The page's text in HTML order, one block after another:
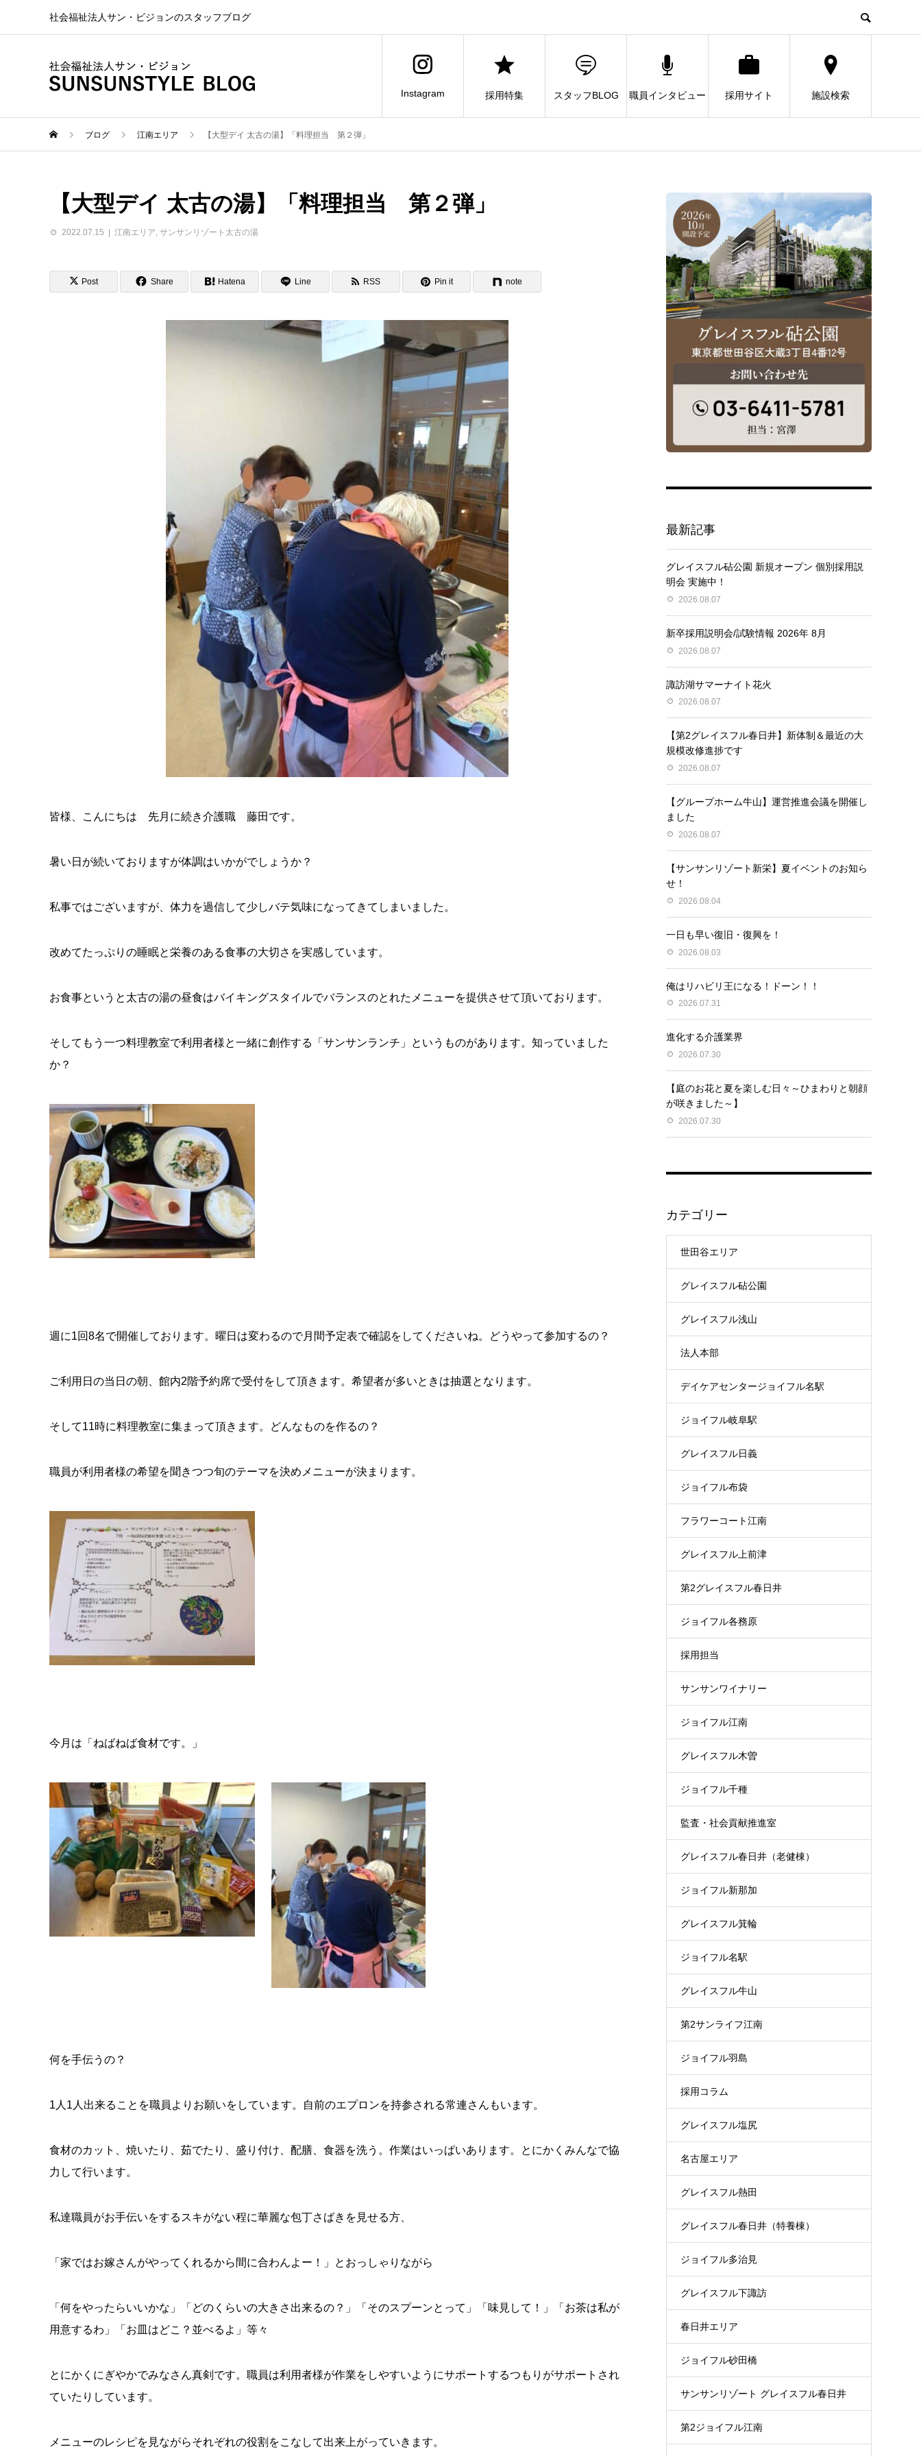
社会福祉法人サン・ビジョンのスタッフブログ
Instagram 採用特集 スタッフBLOG 職員インタビュー 採用サイト 施設検索
ブログ 江南エリア 【大型デイ 太古の湯】「料理担当 第２弾」
【大型デイ 太古の湯】「料理担当 第２弾」
2022.07.15 江南エリア, サンサンリゾート太古の湯
Post Share Hatena Line RSS Pin it note
皆様、こんにちは 先月に続き介護職 藤田です。
暑い日が続いておりますが体調はいかがでしょうか？
私事ではございますが、体力を過信して少しバテ気味になってきてしまいました。
改めてたっぷりの睡眠と栄養のある食事の大切さを実感しています。
お食事というと太古の湯の昼食はバイキングスタイルでバランスのとれたメニューを提供させて頂いております。
そしてもう一つ料理教室で利用者様と一緒に創作する「サンサンランチ」というものがあります。知っていました
か？
週に1回8名で開催しております。曜日は変わるので月間予定表で確認をしてくださいね。どうやって参加するの？
ご利用日の当日の朝、館内2階予約席で受付をして頂きます。希望者が多いときは抽選となります。
そして11時に料理教室に集まって頂きます。どんなものを作るの？
職員が利用者様の希望を聞きつつ旬のテーマを決めメニューが決まります。
今月は「ねばねば食材です。」
何を手伝うの？
1人1人出来ることを職員よりお願いをしています。自前のエプロンを持参される常連さんもいます。
食材のカット、焼いたり、茹でたり、盛り付け、配膳、食器を洗う。作業はいっぱいあります。とにかくみんなで協
力して行います。
私達職員がお手伝いをするスキがない程に華麗な包丁さばきを見せる方、
「家ではお嫁さんがやってくれるから間に合わんよー！」とおっしゃりながら
「何をやったらいいかな」「どのくらいの大きさ出来るの？」「そのスプーンとって」「味見して！」「お茶は私が
用意するわ」「お皿はどこ？並べるよ」等々
とにかくにぎやかでみなさん真剣です。職員は利用者様が作業をしやすいようにサポートするつもりがサポートされ
ていたりしています。
メニューのレシピを見ながらそれぞれの役割をこなして出来上がっていきます。
最新記事
グレイスフル砧公園 新規オープン 個別採用説
明会 実施中！
2026.08.07
新卒採用説明会/試験情報 2026年 8月
2026.08.07
諏訪湖サマーナイト花火
2026.08.07
【第2グレイスフル春日井】新体制＆最近の大
規模改修進捗です
2026.08.07
【グループホーム牛山】運営推進会議を開催し
ました
2026.08.07
【サンサンリゾート新栄】夏イベントのお知ら
せ！
2026.08.04
一日も早い復旧・復興を！
2026.08.03
俺はリハビリ王になる！ドーン！！
2026.07.31
進化する介護業界
2026.07.30
【庭のお花と夏を楽しむ日々～ひまわりと朝顔
が咲きました～】
2026.07.30
カテゴリー
世田谷エリア
グレイスフル砧公園
グレイスフル浅山
法人本部
デイケアセンタージョイフル名駅
ジョイフル岐阜駅
グレイスフル日義
ジョイフル布袋
フラワーコート江南
グレイスフル上前津
第2グレイスフル春日井
ジョイフル各務原
採用担当
サンサンワイナリー
ジョイフル江南
グレイスフル木曽
ジョイフル千種
監査・社会貢献推進室
グレイスフル春日井（老健棟）
ジョイフル新那加
グレイスフル箕輪
ジョイフル名駅
グレイスフル牛山
第2サンライフ江南
ジョイフル羽島
採用コラム
グレイスフル塩尻
名古屋エリア
グレイスフル熱田
グレイスフル春日井（特養棟）
ジョイフル多治見
グレイスフル下諏訪
春日井エリア
ジョイフル砂田橋
サンサンリゾート グレイスフル春日井
第2ジョイフル江南